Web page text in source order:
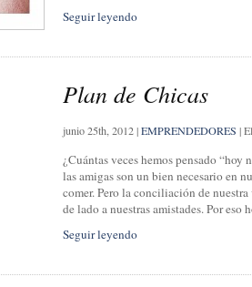
Seguir leyendo
Plan de Chicas
junio 25th, 2012|EMPRENDEDORES |
¿Cuántas veces hemos pensado “hoy
las amigas son un bien necesario en
comer. Pero la conciliación de
de lado a nuestras amistades. Por
Seguir leyendo